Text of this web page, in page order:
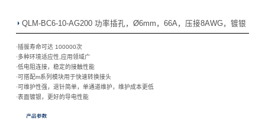
QLM-BC6-10-AG200 功率插孔，Ø6mm，66A，压接8AWG，镀银
·插拔寿命可达 100000次
·多种环境适应性,应用领域广
·低电阻连接，稳定的接触性能
·可搭配m系列模块用于快速转换接头
·可维护性强，退针简单，单通道维护，维护成本更低
·表面镀银，更好的导电性能